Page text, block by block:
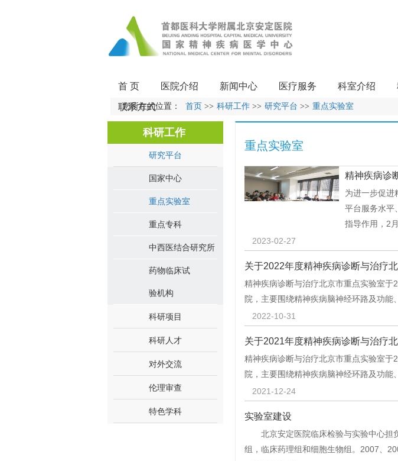
首 页 医院介绍 新闻中心 医疗服务 科室介绍
联系方式
您所在的位置： 首页 >> 科研工作 >> 研究平台 >> 重点实验室
科研工作
研究平台
国家中心
重点实验室
重点专科
中西医结合研究所
药物临床试
验机构
科研项目
科研人才
对外交流
伦理审查
特色学科
重点实验室
精神疾病诊
为进一步促进
平台服务水平
指导作用，2
2023-02-27
关于2022年度精神疾病诊断与治疗
精神疾病诊断与治疗北京市重点实验室
院，主要围绕精神疾病脑神经环路及功
2022-10-31
关于2021年度精神疾病诊断与治疗
精神疾病诊断与治疗北京市重点实验室
院，主要围绕精神疾病脑神经环路及功
2021-12-24
实验室建设
北京安定医院临床检验与实验中心担
组，临床药理组和细胞生物组。2007、